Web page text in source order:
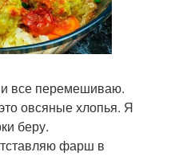
все перемешиваю.
овсяные хлопья. Я
беру.
фарш в